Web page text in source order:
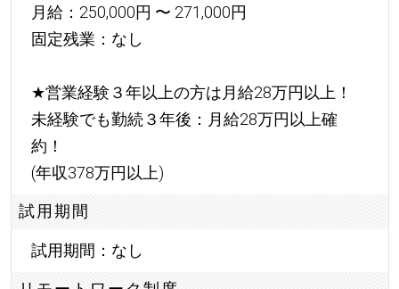
月給：250,000円 〜 271,000円
固定残業：なし
★営業経験３年以上の方は月給28万円以上！
未経験でも勤続３年後：月給28万円以上確
約！
(年収378万円以上)
試用期間
試用期間：なし